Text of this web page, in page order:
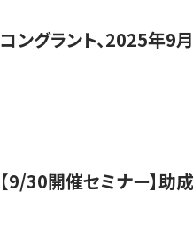
コングラント、2025年9
【9/30開催セミナー】助